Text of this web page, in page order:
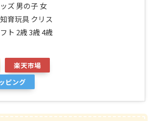
ズ 男の子 女
育玩具 クリス
ト 2歳 3歳 4歳
楽天市場
ピング